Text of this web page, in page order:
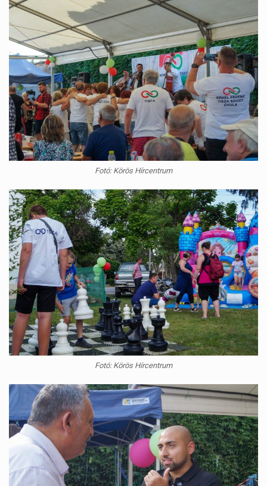
Fotó: Körös Hírcentrum
Fotó: Körös Hírcentrum